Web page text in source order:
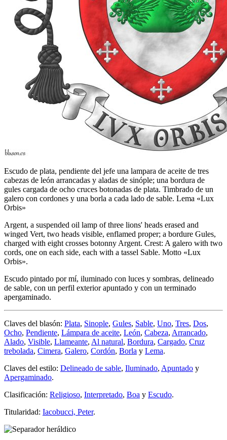
Escudo de plata, pendiente del jefe una lampara de aceite de tres
cabezas de león arrancadas y aladas de sinóple; una bordura de
gules cargada de ocho cruces botonadas de plata. Timbrado de un
galero con cordones y una borla a cada lado de sable. Lema «Lux
Orbis»
Argent, a suspended oil lamp of three lions' heads erased and
winged Vert, two heads visible, enflamed proper; a bordure Gules,
charged with eight crosses botonny Argent. Crest: A galero with two
cords, one on each side, each with a tassel Sable. Motto «Lux
Orbis».
Escudo pintado por mí, iluminado con luces y sombras, delineado
de sable, con un perfil exterior apuntado y con un terminado
apergaminado.
Claves del blasón: Plata, Sinople, Gules, Sable, Uno, Tres, Dos,
Ocho, Pendiente, Lámpara de aceite, León, Cabeza, Arrancado,
Alado, Visible, Llameante, Al natural, Bordura, Cargado, Cruz
trebolada, Cimera, Galero, Cordón, Borla y Lema.
Claves del estilo: Delineado de sable, Iluminado, Apuntado y
Apergaminado.
Clasificación: Religioso, Interpretado, Boa y Escudo.
Titularidad: Iacobucci, Peter.